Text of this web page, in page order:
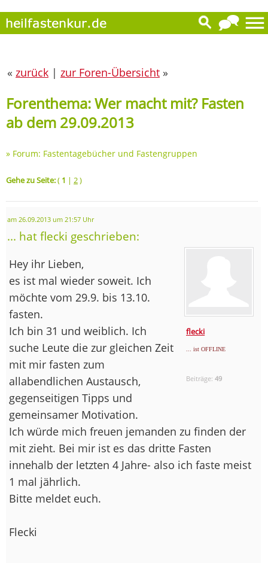
« zurück | zur Foren-Übersicht »
Forenthema: Wer macht mit? Fasten
ab dem 29.09.2013
» Forum: Fastentagebücher und Fastengruppen
Gehe zu Seite:( 1 | 2)
am 26.09.2013 um 21:57 Uhr
... hat flecki geschrieben:
flecki
... ist OFFLINE
Beiträge:49
Hey ihr Lieben,
es ist mal wieder soweit. Ich
möchte vom 29.9. bis 13.10.
fasten.
Ich bin 31 und weiblich. Ich
suche Leute die zur gleichen Zeit
mit mir fasten zum
allabendlichen Austausch,
gegenseitigen Tipps und
gemeinsamer Motivation.
Ich würde mich freuen jemanden zu finden der
mit zieht. Bei mir ist es das dritte Fasten
innehalb der letzten 4 Jahre- also ich faste meist
1 mal jährlich.
Bitte meldet euch.
Flecki